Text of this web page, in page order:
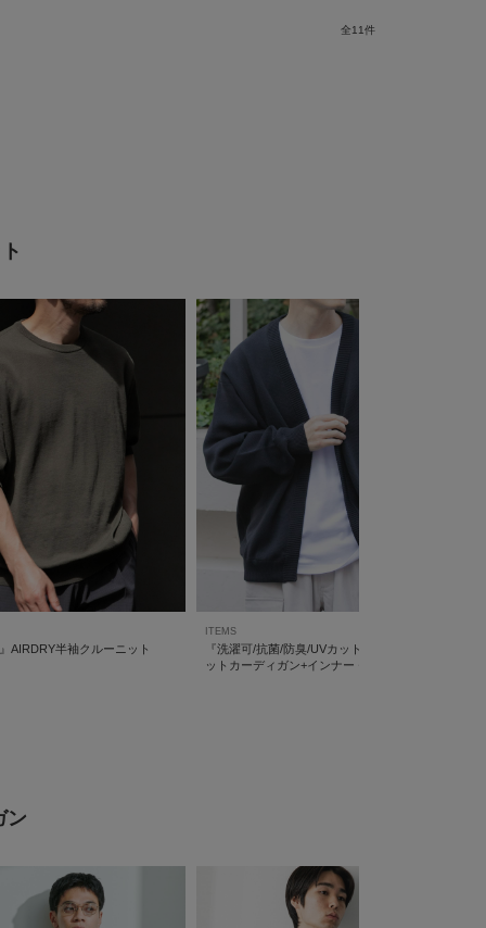
全11件
AIRDRY半袖クルーニット
ITEMS
『洗濯可/抗菌/防臭/UVカット』高機能リブニ
ットカーディガン+インナー セット
ン